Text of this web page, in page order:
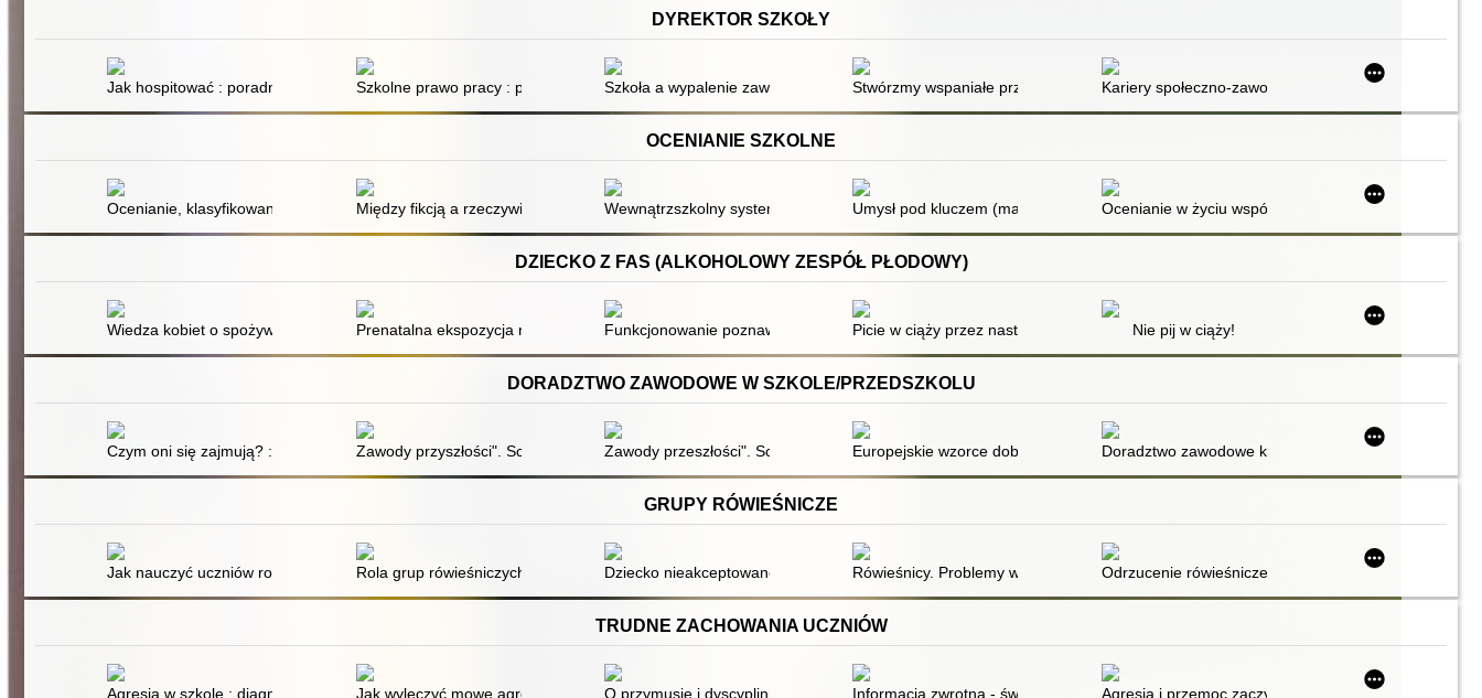
DYREKTOR SZKOŁY
Jak hospitować : poradnik dla dyrektora szkołySzkolne prawo pracy : poradnik dyrektora szkołySzkoła a wypalenie zawodowe Stwórzmy wspaniałe przedszkole : materiały samokształceniowe dla dyrektorów. Część 2
Kariery społeczno-zawodowe dyrektorów
OCENIANIE SZKOLNE
Ocenianie, klasyfikowanie i promowanie - rozwiązania najczęstszych problemów od września 2022 roku
Między fikcją a rzeczywistością Wewnątrzszkolny system oceniania : poradnik lidera wewnątrzszkolnego doskonalenia nauczycieli
Umysł pod kluczem (maturalnym) Ocenianie w życiu wspólnoty szkolnej
DZIECKO Z FAS (ALKOHOLOWY ZESPÓŁ PŁODOWY)
Wiedza kobiet o spożywaniu alkoholu w ciąży a konsekwencje dla dziecka
Prenatalna ekspozycja na alkohol (PAE)Funkcjonowanie poznawcze w spektrum płodowych zaburzeń alkoholowych (FASD)
Picie w ciąży przez nastolatki - jak podwyższyć skuteczność zajęć profilaktycznych?
Nie pij w ciąży!
DORADZTWO ZAWODOWE W SZKOLE/PRZEDSZKOLU
Czym oni się zajmują? : ćwiczenia rozwijające i kształtujące procesy poznawcze
Zawody przyszłości". Scenariusz lekcji dla klas IIIZawody przeszłości". Scenariusz lekcji dla klas IIEuropejskie wzorce dobrej praktyki kształcenia i szkolenia zawodowego : uczniowie ze
Doradztwo zawodowe koniecznie obecne we
GRUPY RÓWIEŚNICZE
Jak nauczyć uczniów rozwiązywać konflikty rówieśnicze?Rola grup rówieśniczych w zapobieganiu uzależnieniomDziecko nieakceptowane przez grupę rówieśnicząRówieśnicy. Problemy wychowawcze środowiska rówieśniczego
Odrzucenie rówieśnicze w klasie szkolnej
TRUDNE ZACHOWANIA UCZNIÓW
Agresja w szkole : diagnoza i profilaktykaJak wyleczyć mowę agresji i ignorancji?O przymusie i dyscyplinie w klasie szkolnejInformacja zwrotna - świadomy dialog nauczyciela z uczniem
Agresja i przemoc zaczyna się w podstawówce